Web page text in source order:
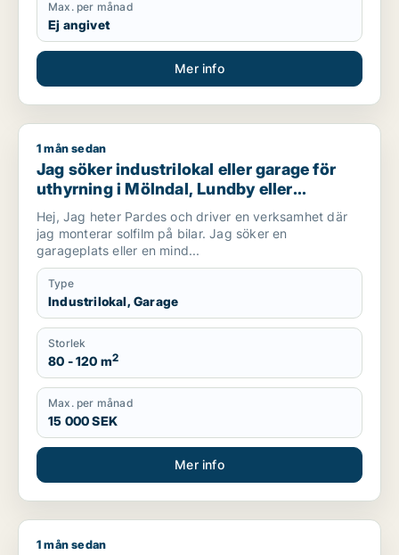
Max. per månad
Ej angivet
Mer info
Jag söker industrilokal eller garage för uthyrning i Mölndal,
1 mån sedan
Jag söker industrilokal eller garage för
uthyrning i Mölndal, Lundby eller
Göteborg m.fl.
Hej, Jag heter Pardes och driver en verksamhet där
jag monterar solfilm på bilar. Jag söker en
garageplats eller en mind...
Type
Industrilokal, Garage
Storlek
80 - 120 m2
Max. per månad
15 000 SEK
Mer info
Anton söker lager eller garage för uthyrning i Norra hisingen
1 mån sedan